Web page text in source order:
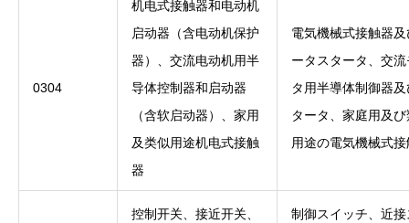
0304
机电式接触器和电动机
启动器（含电动机保护
器）、交流电动机用半
导体控制器和启动器
（含软启动器）、家用
及类似用途机电式接触
器
電気機械式接触器
ータスタータ、交
タ用半導体制御器
タータ、家庭用及
用途の電気機械式
控制开关、接近开关、
制御スイッチ、近接